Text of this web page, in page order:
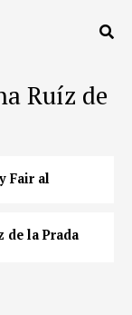
Ruíz de
Fair al
de la Prada